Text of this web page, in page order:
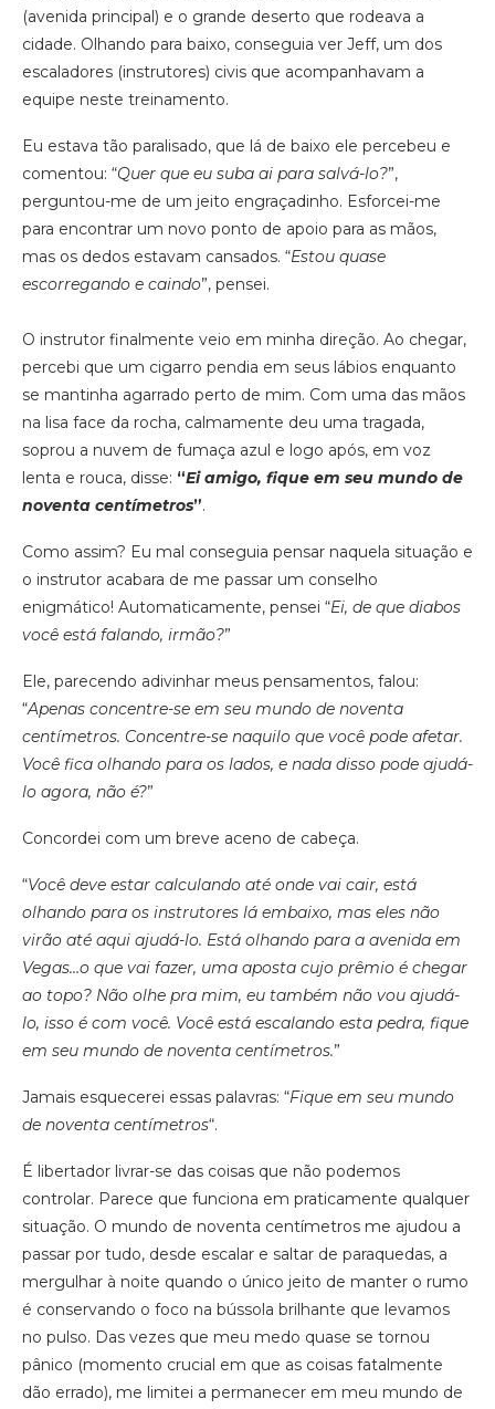
(avenida principal) e o grande deserto que rodeava a
cidade. Olhando para baixo, conseguia ver Jeff, um dos
escaladores (instrutores) civis que acompanhavam a
equipe neste treinamento.
Eu estava tão paralisado, que lá de baixo ele percebeu e
comentou: “Quer que eu suba ai para salvá-lo?”,
perguntou-me de um jeito engraçadinho. Esforcei-me
para encontrar um novo ponto de apoio para as mãos,
mas os dedos estavam cansados. “Estou quase
escorregando e caindo”, pensei.
O instrutor finalmente veio em minha direção. Ao chegar,
percebi que um cigarro pendia em seus lábios enquanto
se mantinha agarrado perto de mim. Com uma das mãos
na lisa face da rocha, calmamente deu uma tragada,
soprou a nuvem de fumaça azul e logo após, em voz
lenta e rouca, disse: “Ei amigo, fique em seu mundo de
noventa centímetros”.
Como assim? Eu mal conseguia pensar naquela situação e
o instrutor acabara de me passar um conselho
enigmático! Automaticamente, pensei “Ei, de que diabos
você está falando, irmão?”
Ele, parecendo adivinhar meus pensamentos, falou:
“Apenas concentre-se em seu mundo de noventa
centímetros. Concentre-se naquilo que você pode afetar.
Você fica olhando para os lados, e nada disso pode ajudá-
lo agora, não é?”
Concordei com um breve aceno de cabeça.
“Você deve estar calculando até onde vai cair, está
olhando para os instrutores lá embaixo, mas eles não
virão até aqui ajudá-lo. Está olhando para a avenida em
Vegas…o que vai fazer, uma aposta cujo prêmio é chegar
ao topo? Não olhe pra mim, eu também não vou ajudá-
lo, isso é com você. Você está escalando esta pedra, fique
em seu mundo de noventa centímetros.”
Jamais esquecerei essas palavras: “Fique em seu mundo
de noventa centímetros“.
É libertador livrar-se das coisas que não podemos
controlar. Parece que funciona em praticamente qualquer
situação. O mundo de noventa centímetros me ajudou a
passar por tudo, desde escalar e saltar de paraquedas, a
mergulhar à noite quando o único jeito de manter o rumo
é conservando o foco na bússola brilhante que levamos
no pulso. Das vezes que meu medo quase se tornou
pânico (momento crucial em que as coisas fatalmente
dão errado), me limitei a permanecer em meu mundo de